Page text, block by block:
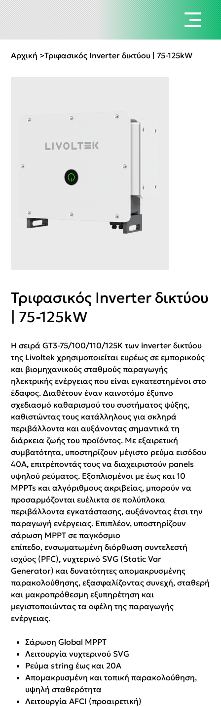
Αρχική >Τριφασικός Inverter δικτύου | 75-125kW
Τριφασικός Inverter δικτύου
| 75-125kW
Η σειρά GT3-75/100/110/125K των inverter δικτύου
της Livoltek χρησιμοποιείται ευρέως σε εμπορικούς
και βιομηχανικούς σταθμούς παραγωγής
ηλεκτρικής ενέργειας που είναι εγκατεστημένοι στο
έδαφος. Διαθέτουν έναν καινοτόμο έξυπνο
σχεδιασμό καθαρισμού του συστήματος ψύξης,
καθιστώντας τους κατάλληλους για σκληρά
περιβάλλοντα και αυξάνοντας σημαντικά τη
διάρκεια ζωής του προϊόντος. Με εξαιρετική
συμβατότητα, υποστηρίζουν μέγιστο ρεύμα εισόδου
40Α, επιτρέποντάς τους να διαχειριστούν panels
υψηλού ρεύματος. Εξοπλισμένοι με έως και 10
MPPTs και αλγόριθμους ακριβείας, μπορούν να
προσαρμόζονται ευέλικτα σε πολύπλοκα
περιβάλλοντα εγκατάστασης, αυξάνοντας έτσι την
παραγωγή ενέργειας. Επιπλέον, υποστηρίζουν
σάρωση MPPT σε παγκόσμιο
επίπεδο, ενσωματωμένη διόρθωση συντελεστή
ισχύος (PFC), νυχτερινό SVG (Static Var
Generator) και δυνατότητες απομακρυσμένης
παρακολούθησης, εξασφαλίζοντας συνεχή, σταθερή
και μακροπρόθεσμη εξυπηρέτηση και
μεγιστοποιώντας τα οφέλη της παραγωγής
ενέργειας.
Σάρωση Global MPPT
Λειτουργία νυχτερινού SVG
Ρεύμα string έως και 20A
Απομακρυσμένη και τοπική παρακολούθηση,
υψηλή σταθερότητα
Λειτουργία AFCI (προαιρετική)